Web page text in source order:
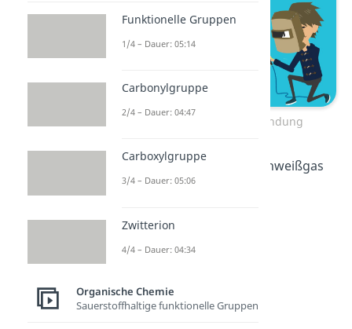
Kohlenstoff-Dreifachbindung
Sie werden oftmals als Schweißgas
benutzt.
Funktionelle Gruppen
1/4 – Dauer: 05:14
Carbonylgruppe
2/4 – Dauer: 04:47
Carboxylgruppe
3/4 – Dauer: 05:06
Zwitterion
4/4 – Dauer: 04:34
Organische Chemie
Sauerstoffhaltige funktionelle Gruppen